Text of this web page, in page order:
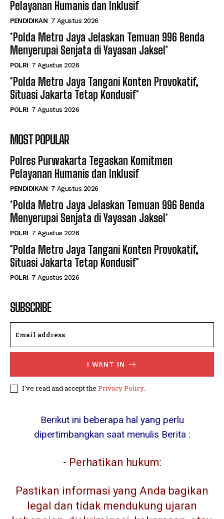
Pelayanan Humanis dan Inklusif
PENDIDIKAN 7 Agustus 2026
*Polda Metro Jaya Jelaskan Temuan 996 Benda
Menyerupai Senjata di Yayasan Jaksel*
POLRI 7 Agustus 2026
*Polda Metro Jaya Tangani Konten Provokatif,
Situasi Jakarta Tetap Kondusif*
POLRI 7 Agustus 2026
MOST POPULAR
Polres Purwakarta Tegaskan Komitmen
Pelayanan Humanis dan Inklusif
PENDIDIKAN 7 Agustus 2026
*Polda Metro Jaya Jelaskan Temuan 996 Benda
Menyerupai Senjata di Yayasan Jaksel*
POLRI 7 Agustus 2026
*Polda Metro Jaya Tangani Konten Provokatif,
Situasi Jakarta Tetap Kondusif*
POLRI 7 Agustus 2026
SUBSCRIBE
I WANT IN
I've read and accept the Privacy Policy.
Berikut ini beberapa hal yang perlu
dipertimbangkan saat menulis Berita :
- Perhatikan hukum:
Pastikan informasi yang Anda bagikan
legal dan tidak mendukung ujaran